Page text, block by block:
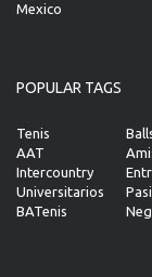
Mexico
POPULAR TAGS
Tenis
AAT
Intercountry
Universitarios
BATenis